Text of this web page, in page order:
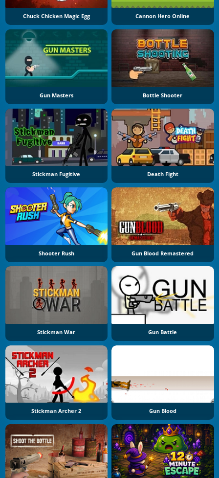
Chuck Chicken Magic Egg Cannon Hero Online
Gun Masters Bottle Shooter
Stickman Fugitive Death Fight
Shooter Rush Gun Blood Remastered
Stickman War Gun Battle
Stickman Archer 2 Gun Blood